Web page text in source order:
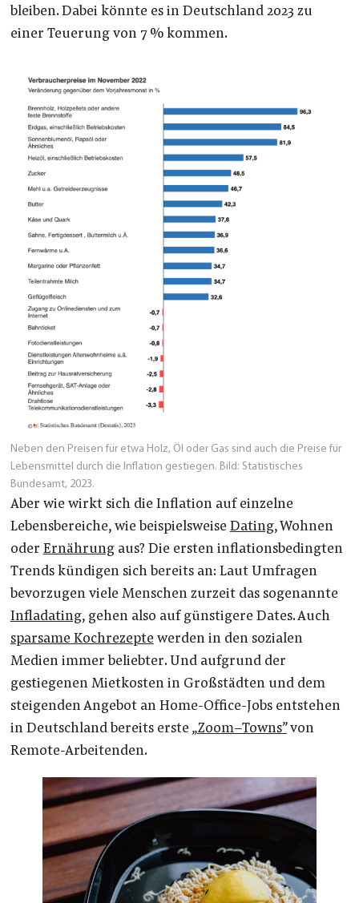
bleiben. Dabei könnte es in Deutschland 2023 zu
einer Teuerung von 7 % kommen.
Neben den Preisen für etwa Holz, Öl oder Gas sind auch die Preise für
Lebensmittel durch die Inflation gestiegen. Bild: Statistisches
Bundesamt, 2023.
Aber wie wirkt sich die Inflation auf einzelne
Lebensbereiche, wie beispielsweise Dating, Wohnen
oder Ernährungaus? Die ersten inflationsbedingten
Trends kündigen sich bereits an: Laut Umfragen
bevorzugen viele Menschen zurzeit das sogenannte
Infladating, gehen also auf günstigere Dates. Auch
sparsame Kochrezeptewerden in den sozialen
Medien immer beliebter. Und aufgrund der
gestiegenen Mietkosten in Großstädten und dem
steigenden Angebot an Home-Office-Jobs entstehen
in Deutschland bereits erste „Zoom–Towns”von
Remote-Arbeitenden.